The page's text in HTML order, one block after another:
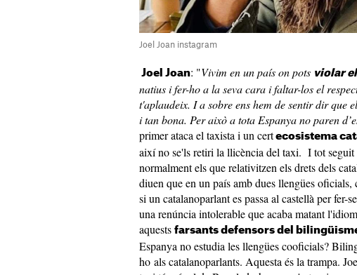
Joel Joan instagram
Joel Joan: "Vivim en un país on pots violar
natius i fer-ho a la seva cara i faltar-los el
t'aplaudeix. I a sobre ens hem de sentir dir que
i tan bona. Per això a tota Espanya no paren
primer ataca el taxista i un certecosistema
així no se'ls retiri la llicència del taxi. I tot
normalment els que relativitzen els drets dels
diuen que en un país amb dues llengües oficials,
si un catalanoparlant es passa al castellà per fer-
una renúncia intolerable que acaba matant
aquests farsants defensors del
Espanya no estudia les llengües cooficials?
ho als catalanoparlants. Aquesta és la trampa.